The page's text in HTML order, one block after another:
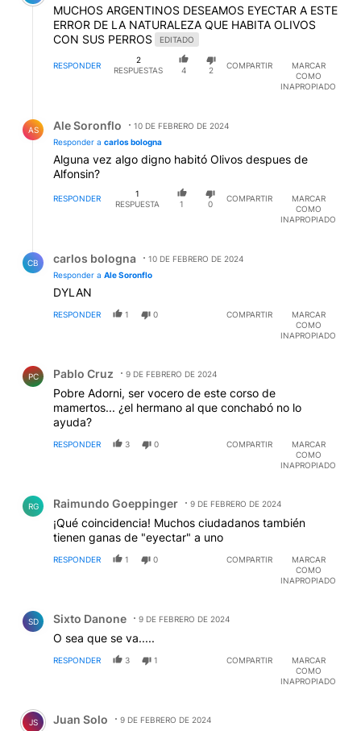
MUCHOS ARGENTINOS DESEAMOS EYECTAR A ESTE
ERROR DE LA NATURALEZA QUE HABITA OLIVOS
CON SUS PERROS
EDITADO
RESPONDER
2
RESPUESTAS
4 2
COMPARTIR
MARCAR
COMO
INAPROPIADO
AS Ale Soronflo
10 DE FEBRERO DE 2024
Responder a carlos bologna
Alguna vez algo digno habitó Olivos despues de
Alfonsin?
RESPONDER
1
RESPUESTA
1 0
COMPARTIR
MARCAR
COMO
INAPROPIADO
CB carlos bologna
10 DE FEBRERO DE 2024
Responder a Ale Soronflo
DYLAN
RESPONDER 1 0 COMPARTIR
MARCAR
COMO
INAPROPIADO
PC Pablo Cruz 9 DE FEBRERO DE 2024
Pobre Adorni, ser vocero de este corso de
mamertos... ¿el hermano al que conchabó no lo
ayuda?
RESPONDER 3 0 COMPARTIR
MARCAR
COMO
INAPROPIADO
RG Raimundo Goeppinger 9 DE FEBRERO DE 2024
¡Qué coincidencia! Muchos ciudadanos también
tienen ganas de "eyectar" a uno
RESPONDER 1 0 COMPARTIR
MARCAR
COMO
INAPROPIADO
SD Sixto Danone 9 DE FEBRERO DE 2024
O sea que se va.....
RESPONDER 3 1 COMPARTIR
MARCAR
COMO
INAPROPIADO
Comentario de Juan Solo.
JS Juan Solo 9 DE FEBRERO DE 2024